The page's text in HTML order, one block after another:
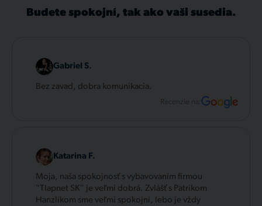
Budete spokojní, tak ako vaši susedia.
Gabriel S.
Bez zavad, dobra komunikacia.
Recenzie na:
Katarina F.
Moja, naša spokojnosť s vybavovaním firmou
"Tlapnet SK" je veľmi dobrá. Zvlášť s Patrikom
Hanzlíkom sme veľmi spokojní, lebo je vždy